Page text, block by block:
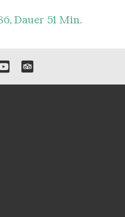
Dauer 51 Min.
zu unseren